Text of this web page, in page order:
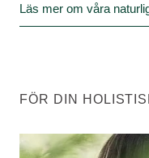
Läs mer om våra
FÖR DIN